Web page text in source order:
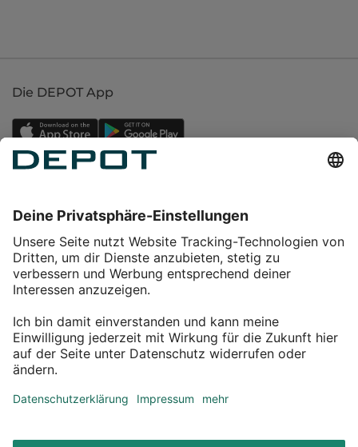
Die DEPOT App
Service
Über DEPOT
Kontakt